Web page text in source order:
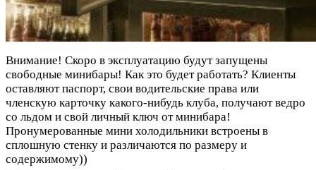
Внимание! Скоро в эксплуатацию будут запущены
свободные минибары! Как это будет работать? Клиенты
оставляют паспорт, свои водительские права или
членскую карточку какого-нибудь клуба, получают ведро
со льдом и свой личный ключ от минибара!
Пронумерованные мини холодильники встроены в
сплошную стенку и различаются по размеру и
содержимому))